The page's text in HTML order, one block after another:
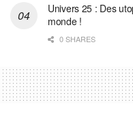
Univers 25 : Des
monde !
0 SHARES